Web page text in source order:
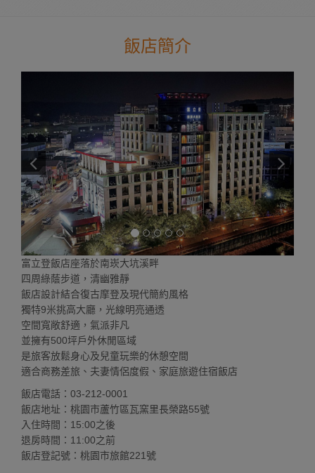
飯店簡介
富立登飯店座落於南崁大坑溪畔
四周綠蔭步道，清幽雅靜
飯店設計結合復古摩登及現代簡約風格
獨特9米挑高大廳，光線明亮通透
空間寬敞舒適，氣派非凡
並擁有500坪戶外休閒區域
是旅客放鬆身心及兒童玩樂的休憩空間
適合商務差旅、夫妻情侶度假、家庭旅遊住宿飯店
飯店電話：03-212-0001
飯店地址：桃園市蘆竹區瓦窯里長榮路55號
入住時間：15:00之後
退房時間：11:00之前
飯店登記號：桃園市旅館221號